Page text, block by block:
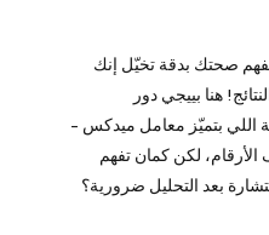
صحتك بدقة تخيّل إنك
هنا بييجي دور
اللي بتميّز معامل ميدكس –
لكن كمان تفهم
بعد التحليل ضرورية؟